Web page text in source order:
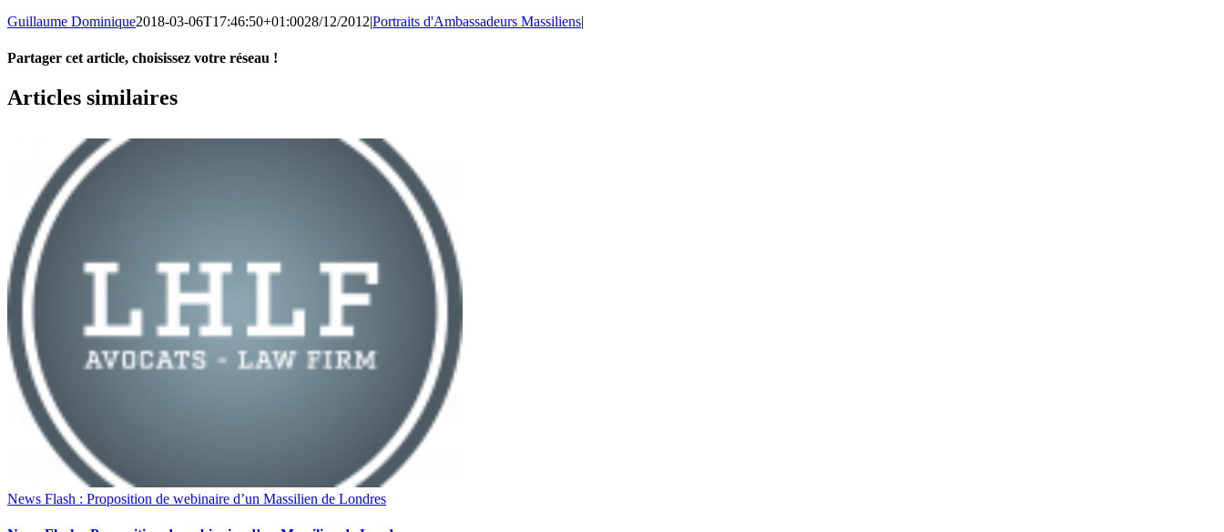
Guillaume Dominique2018-03-06T17:46:50+01:0028/12/2012|Portraits d'Ambassadeurs Massiliens|
Partager cet article, choisissez votre réseau !
Facebook
X
LinkedIn
Email
Articles similaires
News Flash : Proposition de webinaire d’un Massilien de Londres